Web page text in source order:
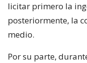
licitar primero la
posteriormente, la
medio.
Por su parte,